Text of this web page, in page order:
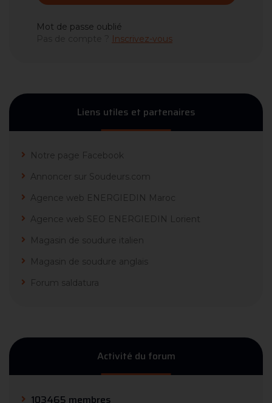
Mot de passe oublié
Inscrivez-vous
Liens utiles et partenaires
Notre page Facebook
Annoncer sur Soudeurs.com
Agence web ENERGIEDIN Maroc
Agence web SEO ENERGIEDIN Lorient
Magasin de soudure italien
Magasin de soudure anglais
Forum saldatura
Activité du forum
103465 membres